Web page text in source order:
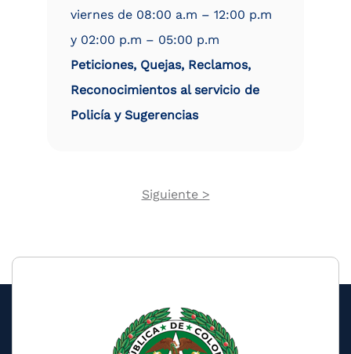
viernes de 08:00 a.m – 12:00 p.m
y 02:00 p.m – 05:00 p.m
Peticiones, Quejas, Reclamos,
Reconocimientos al servicio de
Policía y Sugerencias
Pagination
Next
Siguiente >